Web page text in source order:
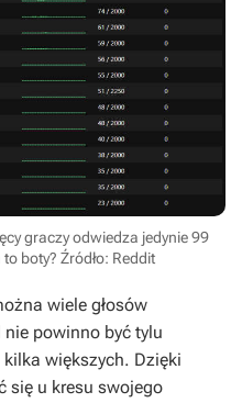
graczy odwiedza jedynie 99
boty? Źródło: Reddit
wiele głosów
nie powinno być tylu
większych. Dzięki
się u kresu swojego